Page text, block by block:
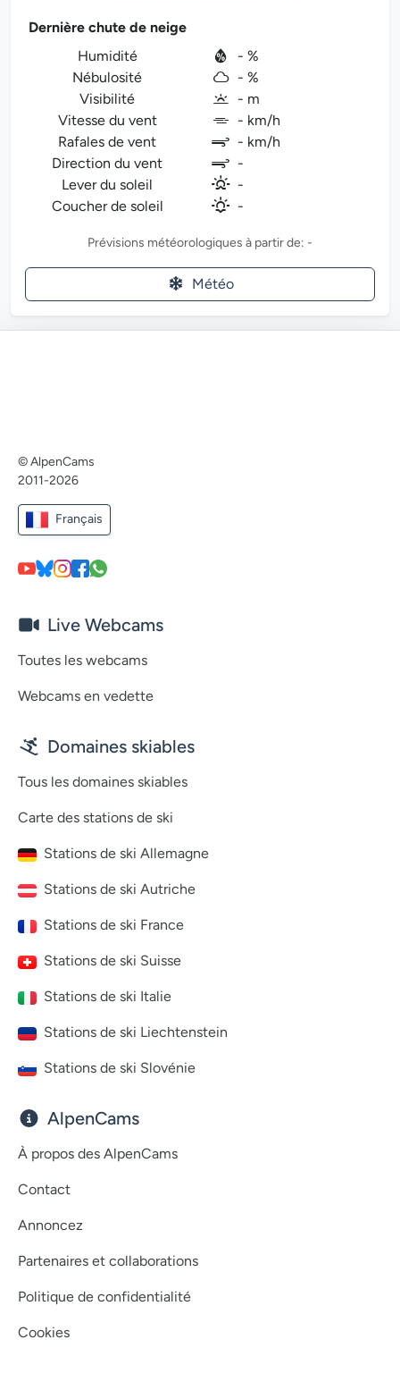
Dernière chute de neige
Humidité
- %
Nébulosité
- %
Visibilité
- m
Vitesse du vent
- km/h
Rafales de vent
- km/h
Direction du vent
-
Lever du soleil
-
Coucher de soleil
-
Prévisions météorologiques à partir de: -
Météo
© AlpenCams
2011-2026
Français
Live Webcams
Toutes les webcams
Webcams en vedette
Domaines skiables
Tous les domaines skiables
Carte des stations de ski
Stations de ski Allemagne
Stations de ski Autriche
Stations de ski France
Stations de ski Suisse
Stations de ski Italie
Stations de ski Liechtenstein
Stations de ski Slovénie
AlpenCams
À propos des AlpenCams
Contact
Annoncez
Partenaires et collaborations
Politique de confidentialité
Cookies